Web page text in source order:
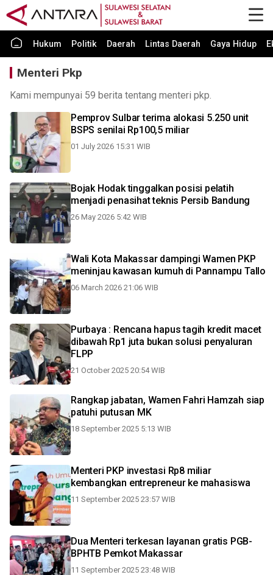
Hukum Politik Daerah Lintas Daerah Gaya Hidup
Menteri Pkp
Kami mempunyai 59 berita tentang menteri pkp.
Pemprov Sulbar terima alokasi 5.250 unit
BSPS senilai Rp100,5 miliar
01 July 2026 15:31 WIB
Bojak Hodak tinggalkan posisi pelatih
menjadi penasihat teknis Persib Bandung
26 May 2026 5:42 WIB
Wali Kota Makassar dampingi Wamen PKP
meninjau kawasan kumuh di Pannampu Tallo
06 March 2026 21:06 WIB
Purbaya : Rencana hapus tagih kredit macet
dibawah Rp1 juta bukan solusi penyaluran
FLPP
21 October 2025 20:54 WIB
Rangkap jabatan, Wamen Fahri Hamzah siap
patuhi putusan MK
18 September 2025 5:13 WIB
Menteri PKP investasi Rp8 miliar
kembangkan entrepreneur ke mahasiswa
11 September 2025 23:57 WIB
Dua Menteri terkesan layanan gratis PGB-
BPHTB Pemkot Makassar
11 September 2025 23:48 WIB